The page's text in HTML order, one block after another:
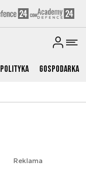
Polityka Gospodarka
Reklama